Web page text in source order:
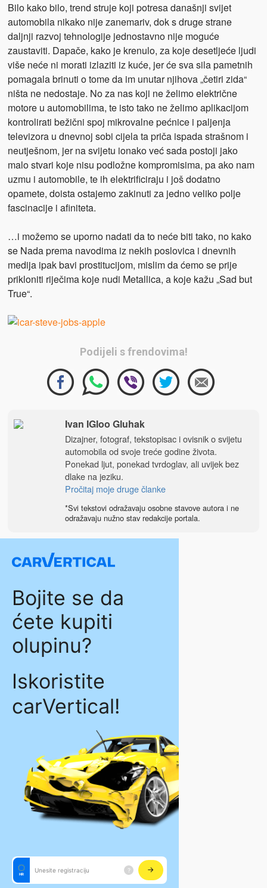
Bilo kako bilo, trend struje koji potresa današnji svijet
automobila nikako nije zanemariv, dok s druge strane
daljnji razvoj tehnologije jednostavno nije moguće
zaustaviti. Dapače, kako je krenulo, za koje desetljeće ljudi
više neće ni morati izlaziti iz kuće, jer će sva sila pametnih
pomagala brinuti o tome da im unutar njihova „četiri zida“
ništa ne nedostaje. No za nas koji ne želimo električne
motore u automobilima, te isto tako ne želimo aplikacijom
kontrolirati bežični spoj mikrovalne pećnice i paljenja
televizora u dnevnoj sobi cijela ta priča ispada strašnom i
neutješnom, jer na svijetu ionako već sada postoji jako
malo stvari koje nisu podložne kompromisima, pa ako nam
uzmu i automobile, te ih elektrificiraju i još dodatno
opamete, doista ostajemo zakinuti za jedno veliko polje
fascinacije i afiniteta.
…i možemo se uporno nadati da to neće biti tako, no kako
se Nada prema navodima iz nekih poslovica i dnevnih
medija ipak bavi prostitucijom, mislim da ćemo se prije
prikloniti riječima koje nudi Metallica, a koje kažu „Sad but
True“.
Podijeli s frendovima!
Ivan IGloo Gluhak
Dizajner, fotograf, tekstopisac i ovisnik o svijetu
automobila od svoje treće godine života.
Ponekad ljut, ponekad tvrdoglav, ali uvijek bez
dlake na jeziku.
Pročitaj moje druge članke
*Svi tekstovi odražavaju osobne stavove autora i ne
odražavaju nužno stav redakcije portala.